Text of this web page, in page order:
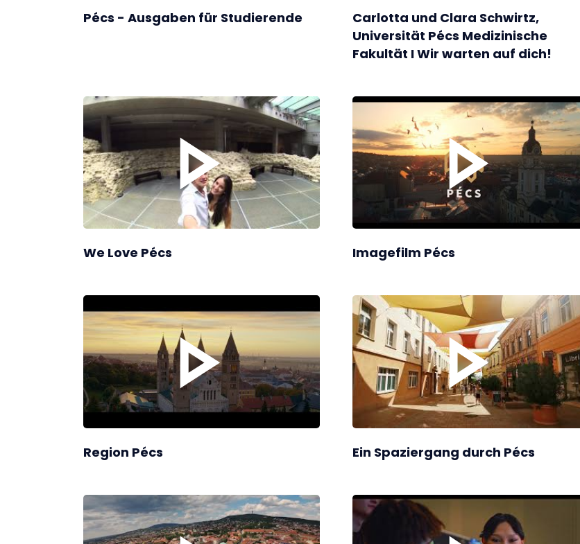
Pécs - Ausgaben für Studierende
Carlotta und Clara Schwirtz,
Universität Pécs Medizinische
Fakultät I Wir warten auf dich!
We Love Pécs Imagefilm Pécs
Region Pécs Ein Spaziergang durch Pécs